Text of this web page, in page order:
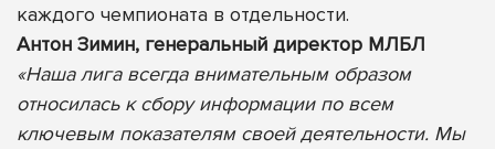
каждого чемпионата в отдельности.
Антон Зимин, генеральный директор МЛБЛ
«Наша лига всегда внимательным образом
относилась к сбору информации по всем
ключевым показателям своей деятельности. Мы